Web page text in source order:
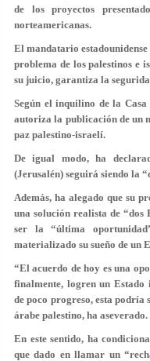
de los proyectos
norteamericanas.
El mandatario
problema de los palestinos e
su juicio, garantiza la
Según el inquilino de la
autoriza la publicación de un
paz palestino-israelí.
De igual modo,ha
(Jerusalén) seguirá siendo la
Además, ha alegado que su
una solución realista de “dos
ser la “última
materializado su sueño de un
“El acuerdo de hoy es una
finalmente, logren un Estado
de poco progreso, esta
árabe palestino, ha aseverado.
En este sentido, ha
que dado en llamar un